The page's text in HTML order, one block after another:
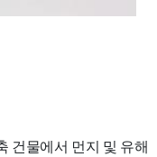
건물에서 먼지 및 유해